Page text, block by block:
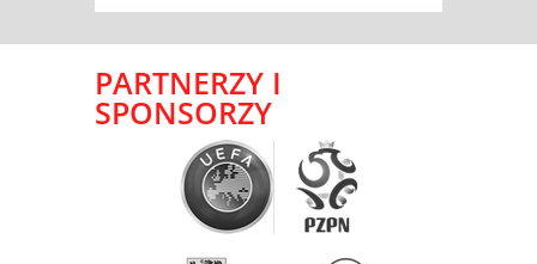
PARTNERZY I
SPONSORZY